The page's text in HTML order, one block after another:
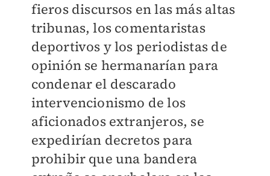
fieros discursos en las más altas
tribunas, los comentaristas
deportivos y los periodistas de
opinión se hermanarían para
condenar el descarado
intervencionismo de los
aficionados extranjeros, se
expedirían decretos para
prohibir que una bandera